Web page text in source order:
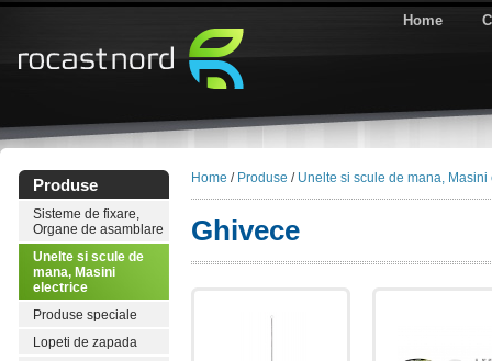
Home
Produse
Sisteme de fixare,
Organe de asamblare
Unelte si scule de
mana, Masini
electrice
Produse speciale
Lopeti de zapada
Home / Produse / Unelte si scule de mana, Masini
Ghivece